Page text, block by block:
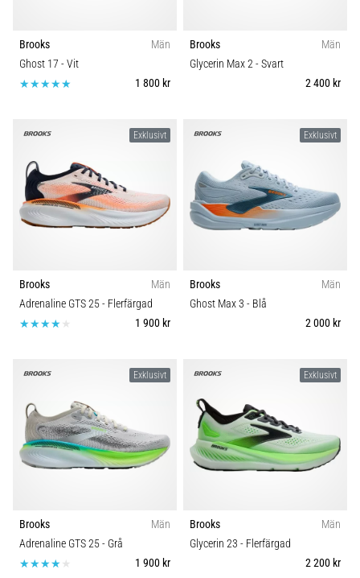
Brooks
Män
Ghost 17 - Vit
1 800 kr
Brooks
Män
Glycerin Max 2- Svart
2 400 kr
Exklusivt
Brooks
Män
Adrenaline GTS 25- Flerfärgad
1 900 kr
Exklusivt
Brooks
Män
Ghost Max 3 - Blå
2 000 kr
Exklusivt
Brooks
Män
Adrenaline GTS 25- Grå
1 900 kr
Exklusivt
Brooks
Män
Glycerin 23 - Flerfärgad
2 200 kr